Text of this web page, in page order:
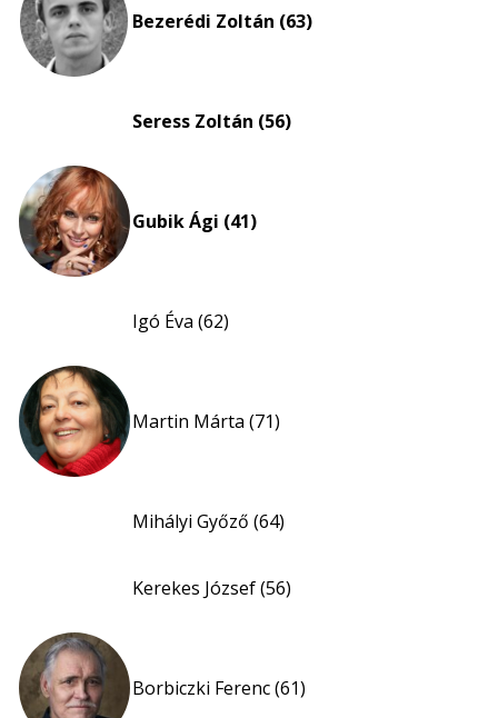
Bezerédi Zoltán (63)
Seress Zoltán (56)
Gubik Ági (41)
Igó Éva (62)
Martin Márta (71)
Mihályi Győző (64)
Kerekes József (56)
Borbiczki Ferenc (61)